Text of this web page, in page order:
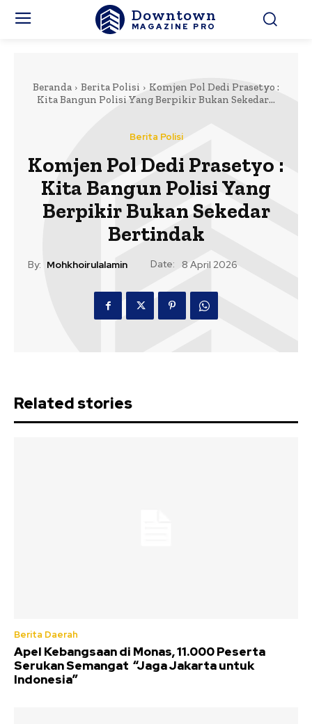
Downtown
MAGAZINE PRO
Beranda Berita Polisi
Komjen Pol Dedi Prasetyo :
Kita Bangun Polisi Yang Berpikir Bukan Sekedar...
Berita Polisi
Komjen Pol Dedi Prasetyo :
Kita Bangun Polisi Yang
Berpikir Bukan Sekedar
Bertindak
By: Mohkhoirulalamin Date: 8 April 2026
Related stories
Berita Daerah
Apel Kebangsaan di Monas, 11.000 Peserta
Serukan Semangat “Jaga Jakarta untuk
Indonesia”